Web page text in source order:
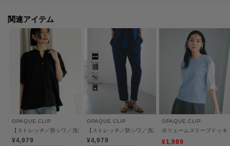
【仕様】
・ポケット数：横×2 後ろ（ダミー）×2
・ウエスト総ゴム
※こちらの商品はやや透け感があります。
・ネイビー（０９４）は、青みのある明るめのネイビー
・ネイビー（１９４）は、深みのある濃いめのネイビー
関連アイテム
OPAQUE.CLIP
【ストレッチ／防シワ／洗濯機OK】タックスリーブブラウス《SS～LL／6col／セット
¥4,979
OPAQUE.CLIP
【ストレッチ／防シワ／洗濯機OK】美脚イージーテー
¥4,979
OPAQUE.CLIP
ボリュームスリーブドッキ
¥1,989